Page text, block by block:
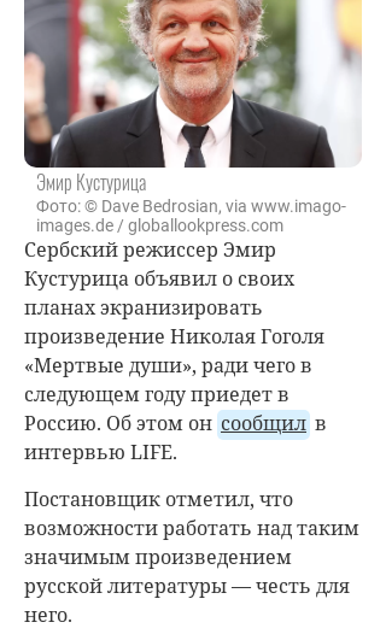
Эмир Кустурица
Фото: © Dave Bedrosian, via www.imago-
images.de / globallookpress.com
Сербский режиссер Эмир
Кустурица объявил о своих
планах экранизировать
произведение Николая Гоголя
«Мертвые души», ради чего в
следующем году приедет в
Россию. Об этом он сообщил в
интервью LIFE.
Постановщик отметил, что
возможности работать над таким
значимым произведением
русской литературы — честь для
него.